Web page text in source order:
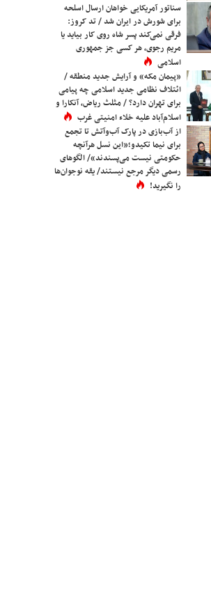
سناتور آمریکایی خواهان ارسال اسلحه
برای شورش در ایران شد / تد کروز:
فرقی نمی‌کند پسر شاه روی کار بیاید یا
مریم رجوی، هر کسی جز جمهوری
اسلامی
«پیمان مکه» و آرایش جدید منطقه /
ائتلاف نظامی جدید اسلامی چه پیامی
برای تهران دارد؟ / مثلث ریاض، آنکارا و
اسلام‌آباد علیه خلاء امنیتی غرب
از آب‌بازی در پارک آب‌وآتش تا تجمع
برای نیما تکیدو؛«این نسل هرآنچه
حکومتی نیست می‌پسندند»/ الگوهای
رسمی دیگر مرجع نیستند/ یقه نوجوان‌ها
را نگیرید!